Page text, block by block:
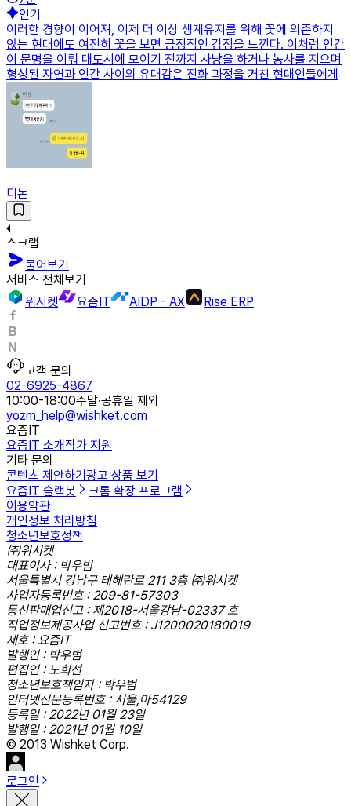
인기
이러한 경향이 이어져, 이제 더 이상 생계유지를 위해 꽃에 의존하지
않는 현대에도 여전히 꽃을 보면 긍정적인 감정을 느낀다. 이처럼 인간
이 문명을 이뤄 대도시에 모이기 전까지 사냥을 하거나 농사를 지으며
형성된 자연과 인간 사이의 유대감은 진화 과정을 거친 현대인들에게
디논
스크랩
물어보기
서비스 전체보기
위시켓
요즘IT AIDP - AX Rise ERP
고객 문의
02-6925-4867
10:00-18:00주말·공휴일 제외
yozm_help@wishket.com
요즘IT
요즘IT 소개작가 지원
기타 문의
콘텐츠 제안하기 광고 상품 보기
요즘IT 슬랙봇
크롬 확장 프로그램
이용약관
개인정보 처리방침
청소년보호정책
㈜위시켓
대표이사 : 박우범
서울특별시 강남구 테헤란로 211 3층 ㈜위시켓
사업자등록번호 : 209-81-57303
통신판매업신고 : 제2018-서울강남-02337 호
직업정보제공사업 신고번호 : J1200020180019
제호 : 요즘IT
발행인 : 박우범
편집인 : 노희선
청소년보호책임자 : 박우범
인터넷신문등록번호 : 서울,아54129
등록일 : 2022년 01월 23일
발행일 : 2021년 01월 10일
© 2013 Wishket Corp.
로그인